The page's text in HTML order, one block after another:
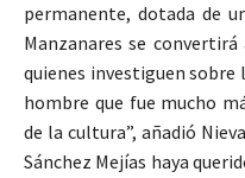
permanente, dotada de
Manzanares se
quienes investiguen sobre
hombre que fue mucho
de la cultura”, añadió
Sánchez Mejías haya